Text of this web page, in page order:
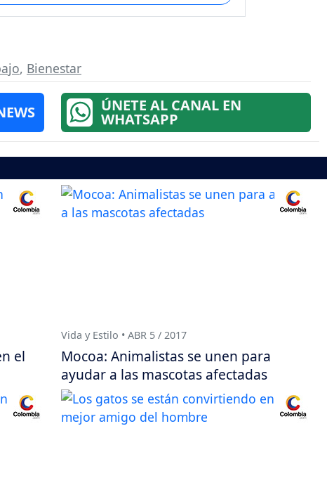
, Bienestar
ÚNETE AL CANAL EN
WHATSAPP
el
Vida y Estilo • ABR 5 / 2017
Mocoa: Animalistas se unen para
ayudar a las mascotas afectadas